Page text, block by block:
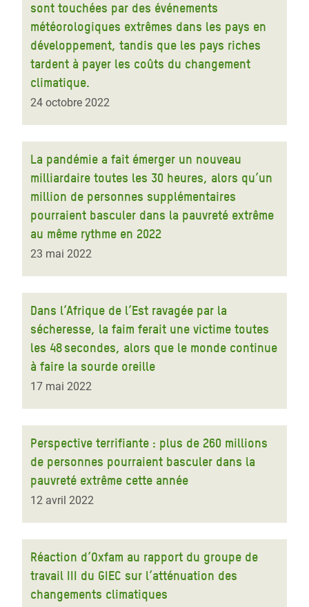
sont touchées par des événements
météorologiques extrêmes dans les pays en
développement, tandis que les pays riches
tardent à payer les coûts du changement
climatique.
24 octobre 2022
La pandémie a fait émerger un nouveau
milliardaire toutes les 30 heures, alors qu’un
million de personnes supplémentaires
pourraient basculer dans la pauvreté extrême
au même rythme en 2022
23 mai 2022
Dans l’Afrique de l’Est ravagée par la
sécheresse, la faim ferait une victime toutes
les 48 secondes, alors que le monde continue
à faire la sourde oreille
17 mai 2022
Perspective terrifiante : plus de 260 millions
de personnes pourraient basculer dans la
pauvreté extrême cette année
12 avril 2022
Réaction d’Oxfam au rapport du groupe de
travail III du GIEC sur l’atténuation des
changements climatiques